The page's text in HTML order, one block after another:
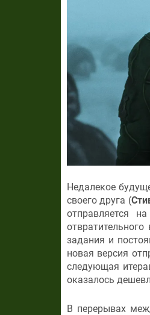
Недалекое
своего друга (
отправляется
задания и
новая версия
следующая
оказалось
В перерывах